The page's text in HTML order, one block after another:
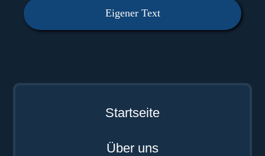
Eigener Text
Startseite
Über uns